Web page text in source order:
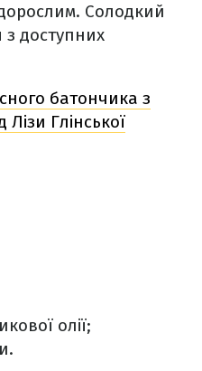
дорослим. Солодкий
з доступних
батончика з
Глінської
олії;